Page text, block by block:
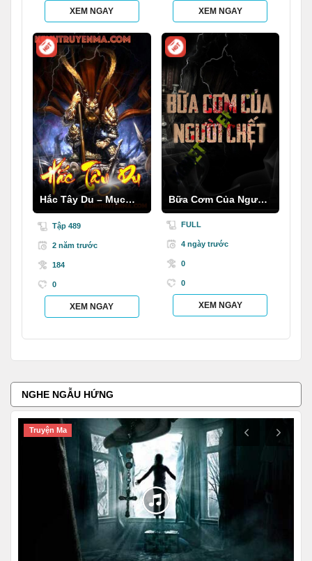
XEM NGAY XEM NGAY
Hắc Tây Du – Mục
Thần Ký
Tập 489
2 năm trước
184
0
XEM NGAY
Bữa Cơm Của Người
C.hết
FULL
4 ngày trước
0
0
XEM NGAY
NGHE NGẪU HỨNG
Truyện Ma